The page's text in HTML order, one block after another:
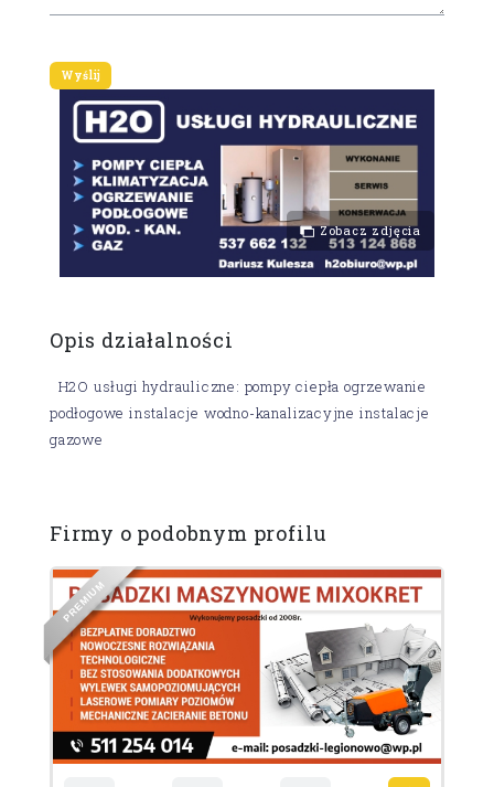
Zobacz zdjęcia
Opis działalności
H2O usługi hydrauliczne: pompy ciepła ogrzewanie
podłogowe instalacje wodno-kanalizacyjne instalacje
gazowe
Firmy o podobnym profilu
PREM
I
UM